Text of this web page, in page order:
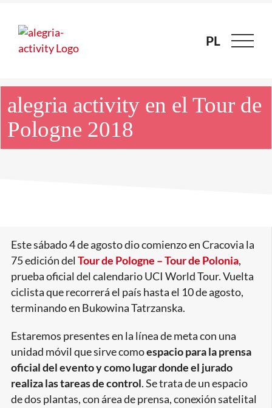
content
PL
PL
alegria activity en el Tour de
Pologne 2018
imagen
más
grande
Este sábado 4 de agosto dio comienzo en Cracovia la
75 edición del Tour de Pologne – Tour de Polonia,
prueba oficial del calendario UCI World Tour. Vuelta
ciclista que recorrerá el país hasta el 10 de agosto,
terminando en Bukowina Tatrzanska.
Estaremos presentes en la línea de meta con una
unidad móvil que sirve comoespacio para la prensa
oficial del evento y como lugar donde el jurado
realiza las tareas de control. Se trata de un espacio
de dos plantas, con área de prensa, conexión satelital